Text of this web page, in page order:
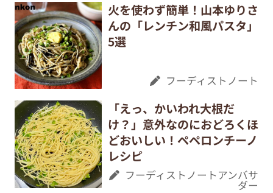
火を使わず簡単！山本ゆりさ
んの「レンチン和風パスタ」
5選
フーディストノート
「えっ、かいわれ大根だ
け？」意外なのにおどろくほ
どおいしい！ペペロンチーノ
レシピ
フーディストノートアンバサ
ダー